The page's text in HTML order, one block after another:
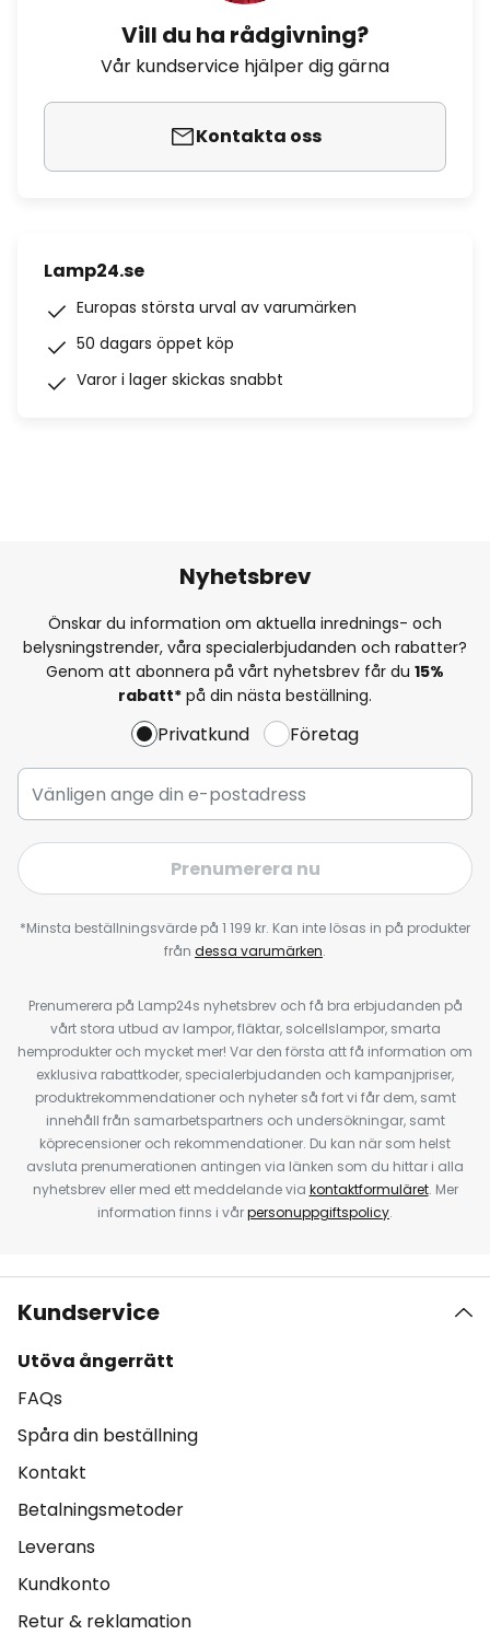
Vill du ha rådgivning?
Vår kundservice hjälper dig gärna
Kontakta oss
Lamp24.se
Europas största urval av varumärken
50 dagars öppet köp
Varor i lager skickas snabbt
Nyhetsbrev
Önskar du information om aktuella inrednings- och
belysningstrender, våra specialerbjudanden och rabatter?
Genom att abonnera på vårt nyhetsbrev får du 15%
rabatt* på din nästa beställning.
Privatkund Företag
Prenumerera nu
*Minsta beställningsvärde på 1 199 kr. Kan inte lösas in på produkter
från dessa varumärken.
Prenumerera på Lamp24s nyhetsbrev och få bra erbjudanden på
vårt stora utbud av lampor, fläktar, solcellslampor, smarta
hemprodukter och mycket mer! Var den första att få information om
exklusiva rabattkoder, specialerbjudanden och kampanjpriser,
produktrekommendationer och nyheter så fort vi får dem, samt
innehåll från samarbetspartners och undersökningar, samt
köprecensioner och rekommendationer. Du kan när som helst
avsluta prenumerationen antingen via länken som du hittar i alla
nyhetsbrev eller med ett meddelande via kontaktformuläret. Mer
information finns i vårpersonuppgiftspolicy.
Kundservice
Utöva ångerrätt
FAQs
Spåra din beställning
Kontakt
Betalningsmetoder
Leverans
Kundkonto
Retur & reklamation